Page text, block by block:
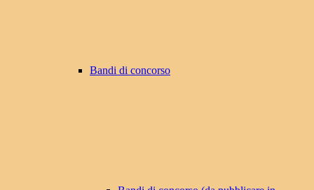
Bandi di concorso